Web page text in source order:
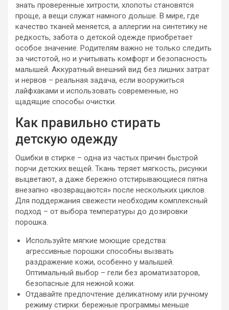
знать проверенные хитрости, хлопоты становятся
проще, а вещи служат намного дольше. В мире, где
качество тканей меняется, а аллергии на синтетику не
редкость, забота о детской одежде приобретает
особое значение. Родителям важно не только следить
за чистотой, но и учитывать комфорт и безопасность
малышей. Аккуратный внешний вид без лишних затрат
и нервов – реальная задача, если вооружиться
лайфхаками и использовать современные, но
щадящие способы очистки.
Как правильно стирать
детскую одежду
Ошибки в стирке – одна из частых причин быстрой
порчи детских вещей. Ткань теряет мягкость, рисунки
выцветают, а даже бережно отстирывающиеся пятна
внезапно «возвращаются» после нескольких циклов.
Для поддержания свежести необходим комплексный
подход – от выбора температуры до дозировки
порошка.
Используйте мягкие моющие средства:
агрессивные порошки способны вызвать
раздражение кожи, особенно у малышей.
Оптимальный выбор – гели без ароматизаторов,
безопасные для нежной кожи.
Отдавайте предпочтение деликатному или ручному
режиму стирки: бережные программы меньше